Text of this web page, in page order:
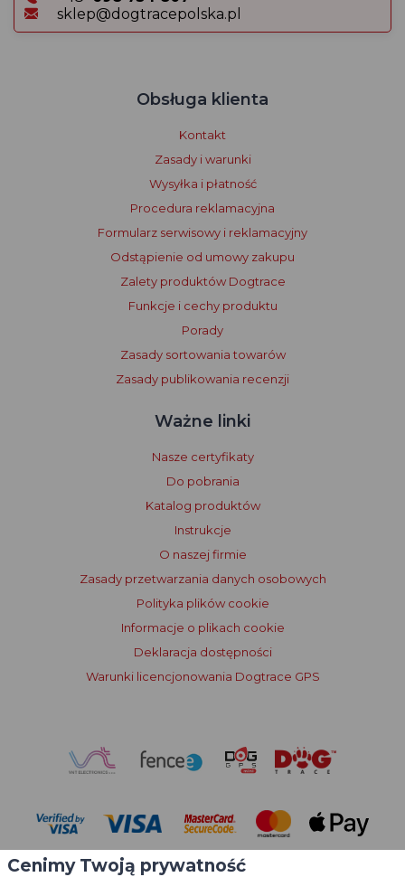
sklep@dogtracepolska.pl
Obsługa klienta
Kontakt
Zasady i warunki
Wysyłka i płatność
Procedura reklamacyjna
Formularz serwisowy i reklamacyjny
Odstąpienie od umowy zakupu
Zalety produktów Dogtrace
Funkcje i cechy produktu
Porady
Zasady sortowania towarów
Zasady publikowania recenzji
Ważne linki
Nasze certyfikaty
Do pobrania
Katalog produktów
Instrukcje
O naszej firmie
Zasady przetwarzania danych osobowych
Polityka plików cookie
Informacje o plikach cookie
Deklaracja dostępności
Warunki licencjonowania Dogtrace GPS
Cenimy Twoją prywatność